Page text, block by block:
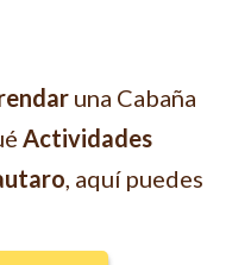
una Cabaña
Actividades
, aquí puedes